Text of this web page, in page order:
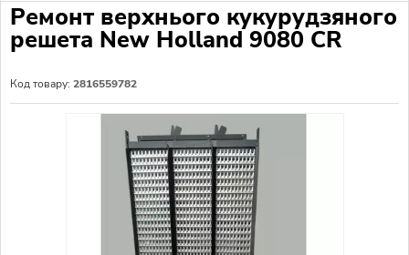
Ремонт верхнього кукурудзяного
решета New Holland 9080 CR
Код товару: 2816559782